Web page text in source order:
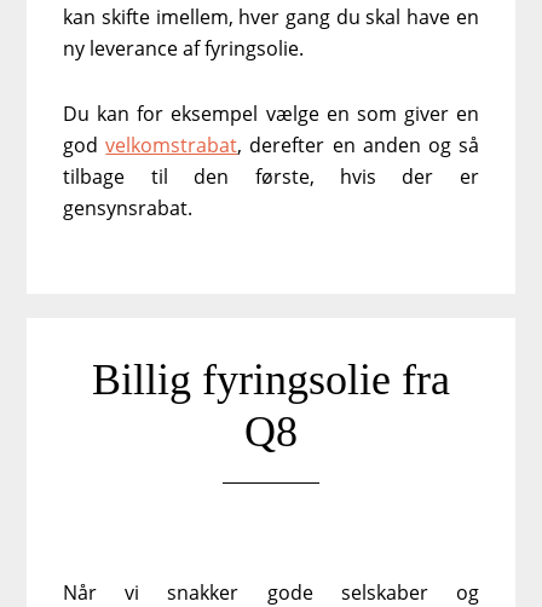
kan skifte imellem, hver gang du skal have en
ny leverance af fyringsolie.
Du kan for eksempel vælge en som giver en
godvelkomstrabat, derefter en anden og så
tilbage til den første, hvis der er
gensynsrabat.
Billig fyringsolie fra
Q8
Når vi snakker gode selskaber og